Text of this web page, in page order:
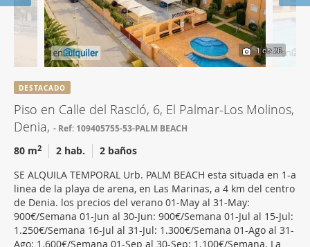
1de 26
DESTACADO
Piso en Calle del Rascló, 6, El Palmar-Los Molinos,
Denia,
Ref: 109405755-53-PALM BEACH
80 m2 2 hab.
2 baños
SE ALQUILA TEMPORAL Urb. PALM BEACH esta situada en 1-a
linea de la playa de arena, en Las Marinas, a 4 km del centro
de Denia. los precios del verano 01-May al 31-May:
900€/Semana 01-Jun al 30-Jun: 900€/Semana 01-Jul al 15-Jul:
1.250€/Semana 16-Jul al 31-Jul: 1.300€/Semana 01-Ago al 31-
Ago: 1.600€/Semana 01-Sep al 30-Sep: 1.100€/Semana. La